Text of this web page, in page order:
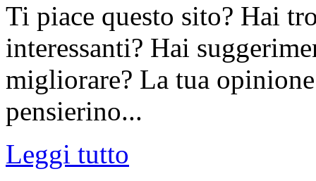
Ti piace questo sito? Hai
interessanti? Hai
migliorare? La tua
pensierino...
Leggi tutto